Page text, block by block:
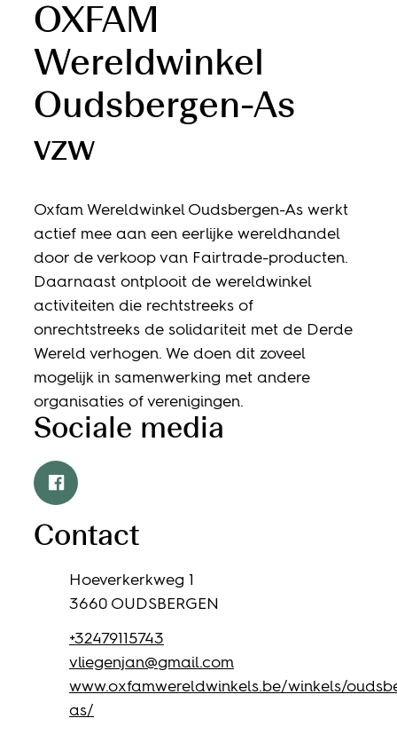
OXFAM
Wereldwinkel
Oudsbergen-As
vzw
Oxfam Wereldwinkel Oudsbergen-As werkt
actief mee aan een eerlijke wereldhandel
door de verkoop van Fairtrade-producten.
Daarnaast ontplooit de wereldwinkel
activiteiten die rechtstreeks of
onrechtstreeks de solidariteit met de Derde
Wereld verhogen. We doen dit zoveel
mogelijk in samenwerking met andere
organisaties of verenigingen.
Sociale media
Facebook
Contact
AdresHoeverkerkweg 1
,3660 OUDSBERGEN
+32479115743
E-mailvliegenjan@gmail.com
Websitewww.oxfamwereldwinkels.be/winkels/
as/